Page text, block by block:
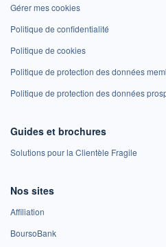
Gérer mes cookies
Politique de confidentialité
Politique de cookies
Politique de protection des données
Politique de protection des données
Guides et brochures
Solutions pour la Clientèle Fragile
Nos sites
Affiliation
BoursoBank